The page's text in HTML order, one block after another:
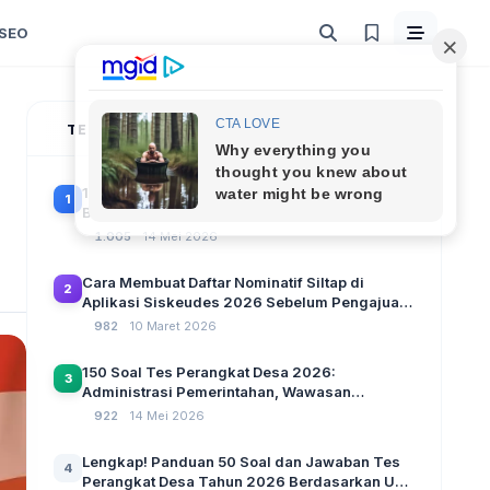
TERPOPULER
1
100 Soal Tes Perangkat Desa Terbaru 2026
Beserta Kunci Jawaban: Latihan CAT Berbasis
1.005 14 Mei 2026
2
Cara Membuat Daftar Nominatif Siltap di
Aplikasi Siskeudes 2026 Sebelum Pengajuan
SPP Pencairan Dana Desa
982 10 Maret 2026
3
150 Soal Tes Perangkat Desa 2026:
Administrasi Pemerintahan, Wawasan
Kebangsaan, dan Komputer Beserta Jawaban
922 14 Mei 2026
4
Lengkap! Panduan 50 Soal dan Jawaban Tes
Perangkat Desa Tahun 2026 Berdasarkan UU